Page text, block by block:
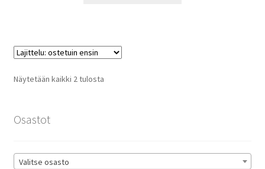
Näytetään kaikki 2 tulostaSuosituimmat
Osastot
Valitse osasto